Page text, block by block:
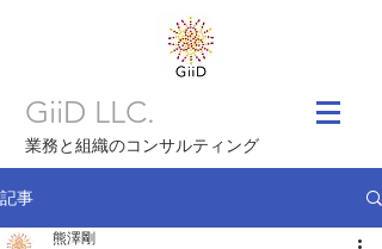
GiiD LLC.
業務と組織のコンサルティング
記事
熊澤剛